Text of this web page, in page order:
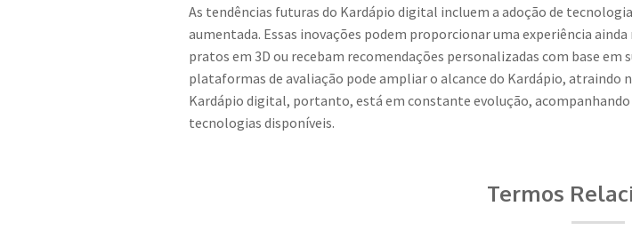
As tendências futuras do Kardápio digital incluem a adoção de
aumentada. Essas inovações podem proporcionar uma experiência
pratos em 3D ou recebam recomendações personalizadas com base em
plataformas de avaliação pode ampliar o alcance do Kardápio, atraindo
Kardápio digital, portanto, está em constante evolução, acompanhando
tecnologias disponíveis.
Termos